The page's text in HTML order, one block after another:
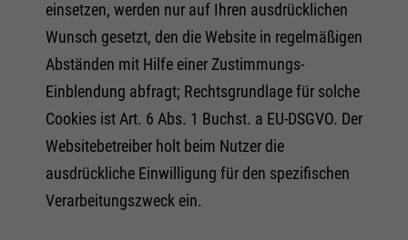
einsetzen, werden nur auf Ihren ausdrücklichen
Wunsch gesetzt, den die Website in regelmäßigen
Abständen mit Hilfe einer Zustimmungs-
Einblendung abfragt; Rechtsgrundlage für solche
Cookies ist Art. 6 Abs. 1 Buchst. a EU-DSGVO. Der
Websitebetreiber holt beim Nutzer die
ausdrückliche Einwilligung für den spezifischen
Verarbeitungszweck ein.